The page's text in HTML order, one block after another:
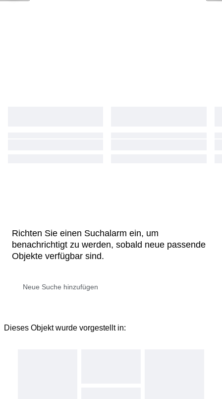
Richten Sie einen Suchalarm ein, um
benachrichtigt zu werden, sobald neue passende
Objekte verfügbar sind.
Dieses Objekt wurde vorgestellt in: